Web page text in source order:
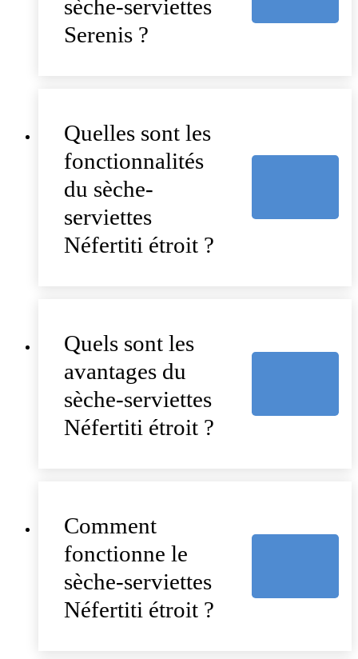
sèche-serviettes
Serenis ?
Quelles sont les
fonctionnalités
du sèche-
serviettes
Néfertiti étroit ?
Quels sont les
avantages du
sèche-serviettes
Néfertiti étroit ?
Comment
fonctionne le
sèche-serviettes
Néfertiti étroit ?